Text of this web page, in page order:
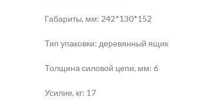
Габариты, мм: 242*130*152
Тип упаковки: деревянный ящик
Толщина силовой цепи, мм: 6
Усилие, кг: 17